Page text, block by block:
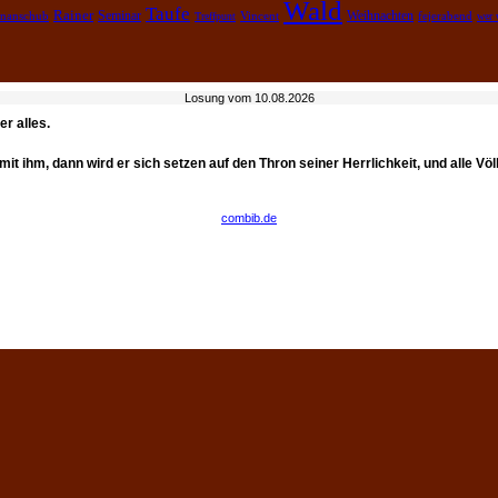
Rainer Seminar Taufe Treffpunt Vincent Wald Weihnachten fejerabend wer